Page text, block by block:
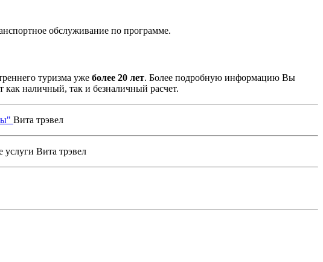
обслуживание по программе.
туризма уже более 20 лет. Более подробную информацию Вы
наличный, так и безналичный расчет.
Вита трэвел
услуги Вита трэвел